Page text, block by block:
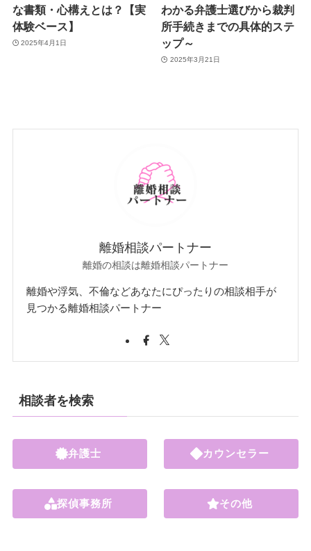
な書類・心構えとは？【実
体験ベース】
2025年4月1日
わかる弁護士選びから裁判
所手続きまでの具体的ステ
ップ～
2025年3月21日
離婚相談パートナー
離婚の相談は離婚相談パートナー
離婚や浮気、不倫などあなたにぴったりの相談相手が
見つかる離婚相談パートナー
相談者を検索
弁護士
探偵事務所
カウンセラー
その他